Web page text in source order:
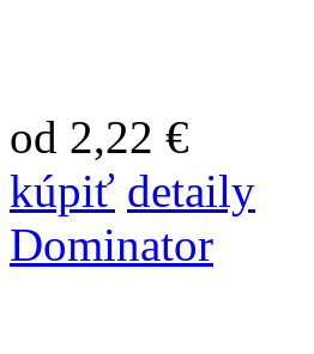
od 2,22 €
kúpiť detaily
Dominator